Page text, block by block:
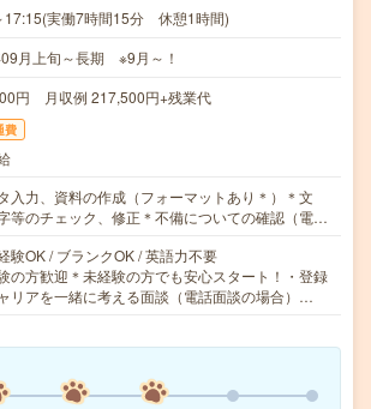
17:15(実働7時間15分 休憩1時間)
月上旬～長期 ※9月～！
円 月収例 217,500円+残業代
費
入力、資料の作成（フォーマットあり＊）＊文
等のチェック、修正＊不備についての確認（電…
験OK / ブランクOK / 英語力不要
の方歓迎＊未経験の方でも安心スタート！・登録
リアを一緒に考える面談（電話面談の場合）…